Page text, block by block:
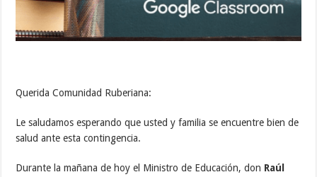
Querida Comunidad Ruberiana:
Le saludamos esperando que usted y familia se encuentre bien de
salud ante esta contingencia.
Durante la mañana de hoy el Ministro de Educación, don Raúl